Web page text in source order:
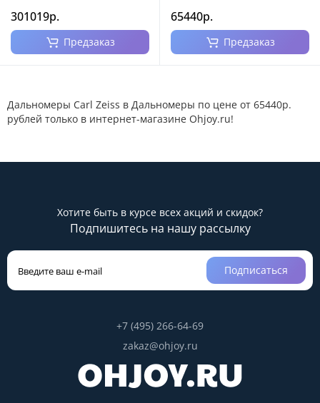
301019р.
Предзаказ
65440р.
Предзаказ
Дальномеры Carl Zeiss в Дальномеры по цене от 65440р.
рублей только в интернет-магазине Ohjoy.ru!
Хотите быть в курсе всех акций и скидок?
Подпишитесь на нашу рассылку
Подписаться
+7 (495) 266-64-69
zakaz@ohjoy.ru